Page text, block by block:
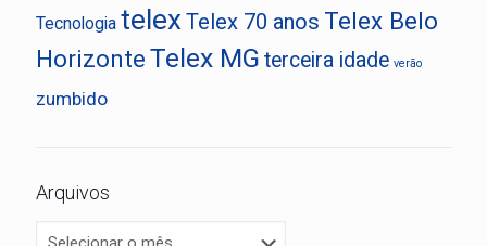
Tecnologia telexTelex 70 anos Telex Belo
HorizonteTelex MG terceira idade verão
zumbido
Arquivos